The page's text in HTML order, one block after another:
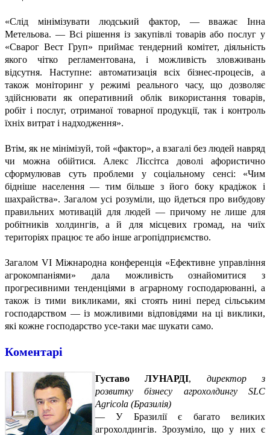
«Слід мінімізувати людський фактор, — вважає Інна
Метельова. — Всі рішення із закупівлі товарів або послуг у
«Сварог Вест Груп» приймає тендерний комітет, діяльність
якого чітко регламентована, і можливість зловживань
відсутня. Наступне: автоматизація всіх бізнес-процесів, а
також моніторинг у режимі реального часу, що дозволяє
здійснювати як оперативний облік використання товарів,
робіт і послуг, отриманої товарної продукції, так і контроль
їхніх витрат і надходження».
Втім, як не мінімізуй, той «фактор», а взагалі без людей навряд
чи можна обійтися. Алекс Ліссітса доволі афористично
сформулював суть проблеми у соціальному сенсі: «Чим
бідніше населення — тим більше з його боку крадіжок і
шахрайства». Загалом усі розуміли, що йдеться про вибудову
правильних мотивацій для людей — причому не лише для
робітників холдингів, а й для місцевих громад, на чиїх
територіях працює те або інше агропідприємство.
Загалом VІ Міжнародна конференція «Ефективне управління
агрокомпаніями» дала можливість ознайомитися з
прогресивними тенденціями в аграрному господарюванні, а
також із тими викликами, які стоять нині перед сільським
господарством — із можливими відповідями на ці виклики,
які кожне господарство усе-таки має шукати само.
Коментарі
Густаво ЛУНАРДІ, директор з
розвитку бізнесу агрохолдингу SLC
Agricola (Бразилія)
—
У Бразилії є багато великих
агрохолдингів. Зрозуміло, що у них є